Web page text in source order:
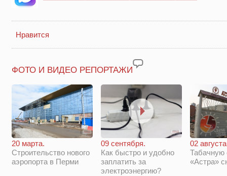
Нравится
ФОТО И ВИДЕО РЕПОРТАЖИ
20 марта.
Строительство нового
аэропорта в Перми
09 сентября.
Как быстро и удобно
заплатить за
электроэнергию?
02
Табачную
«Астра»